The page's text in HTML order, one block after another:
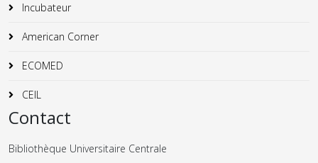
Incubateur
American Corner
ECOMED
CEIL
Contact
Bibliothèque Universitaire Centrale